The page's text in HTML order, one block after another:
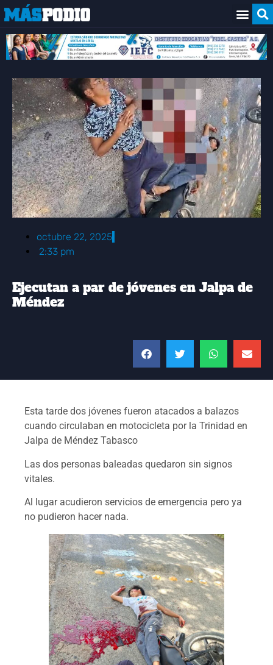
octubre 22, 2025
2:33 pm
Ejecutan a par de jóvenes en Jalpa de
Méndez
Esta tarde dos jóvenes fueron atacados a balazos
cuando circulaban en motocicleta por la Trinidad en
Jalpa de Méndez Tabasco
Las dos personas baleadas quedaron sin signos
vitales.
Al lugar acudieron servicios de emergencia pero ya
no pudieron hacer nada.